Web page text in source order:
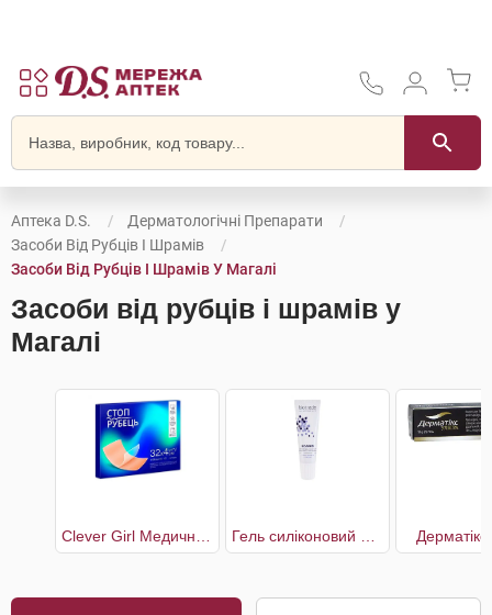
Аптека D.S.
Дерматологічні Препарати
Засоби Від Рубців І Шрамів
Засоби Від Рубців І Шрамів У Магалі
Засоби від рубців і шрамів у
Магалі